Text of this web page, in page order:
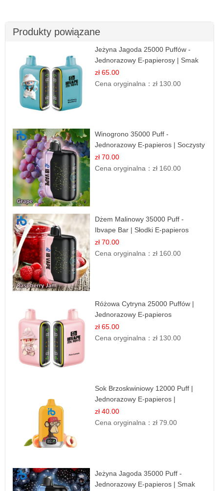
Produkty powiązane
Jeżyna Jagoda 25000 Puffów -
Jednorazowy E-papierosy | Smak
Leśnych Owoców
zł 65.00
Cena oryginalna：zł 130.00
Winogrono 35000 Puff -
Jednorazowy E-papieros | Soczysty
Smak Winogron
zł 70.00
Cena oryginalna：zł 160.00
Dżem Malinowy 35000 Puff -
Ibvape Bar | Słodki E-papieros
Jednorazowy
zł 70.00
Cena oryginalna：zł 160.00
Różowa Cytryna 25000 Puffów |
Jednorazowy E-papieros
zł 65.00
Cena oryginalna：zł 130.00
Sok Brzoskwiniowy 12000 Puff |
Jednorazowy E-papieros |
Owocowy Smak
zł 40.00
Cena oryginalna：zł 79.00
Jeżyna Jagoda 35000 Puff -
Jednorazowy E-papieros | Smak